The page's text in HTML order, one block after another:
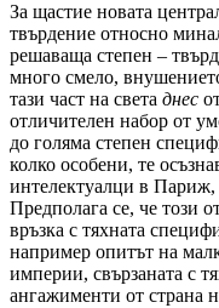
За щастие новата
твърдение относно
решаваща степен –
много смело,
тази част на света днес
отличителен набор от
до голяма степен
колко особени, те
интелектуалци в
Предполага се, че този
връзка с тяхната
например опитът на
империи, свързаната с
ангажименти от страна